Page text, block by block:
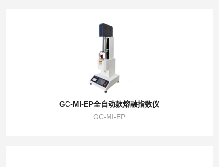
GC-MI-EP全自动款熔融指数仪
GC-MI-EP